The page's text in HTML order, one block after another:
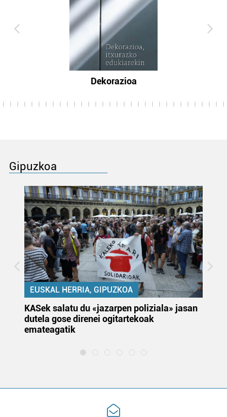
Dekorazioa
Gipuzkoa
EUSKAL HERRIA, GIPUZKOA
KASek salatu du «jazarpen poliziala» jasan
dutela gose direnei ogitartekoak
emateagatik